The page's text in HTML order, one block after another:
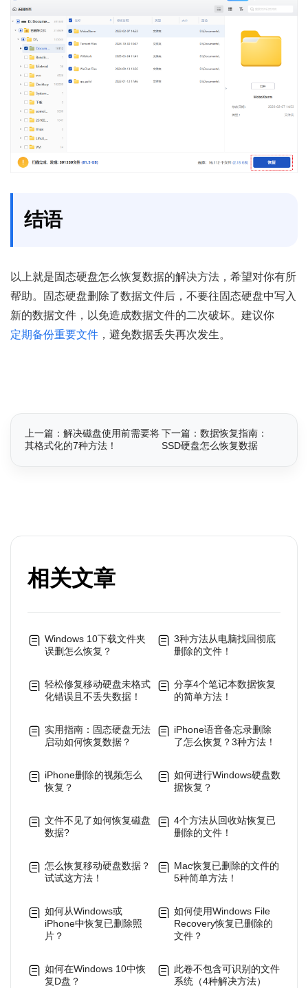
结语
以上就是固态硬盘怎么恢复数据的解决方法，希望对你有所
帮助。固态硬盘删除了数据文件后，不要往固态硬盘中写入
新的数据文件，以免造成数据文件的二次破坏。建议你
定期备份重要文件 ，避免数据丢失再次发生。
上一篇：解决磁盘使用前需要将
其格式化的7种方法！
下一篇：数据恢复指南：
SSD硬盘怎么恢复数据
相关文章
Windows 10下载文件夹
误删怎么恢复？
轻松修复移动硬盘未格式
化错误且不丢失数据！
实用指南：固态硬盘无法
启动如何恢复数据？
iPhone删除的视频怎么
恢复？
文件不见了如何恢复磁盘
数据?
怎么恢复移动硬盘数据？
试试这方法！
如何从Windows或
iPhone中恢复已删除照
片？
如何在Windows 10中恢
复D盘？
3种方法从电脑找回彻底
删除的文件！
分享4个笔记本数据恢复
的简单方法！
iPhone语音备忘录删除
了怎么恢复？3种方法！
如何进行Windows硬盘数
据恢复？
4个方法从回收站恢复已
删除的文件！
Mac恢复已删除的文件的
5种简单方法！
如何使用Windows File
Recovery恢复已删除的
文件？
此卷不包含可识别的文件
系统（4种解决方法）